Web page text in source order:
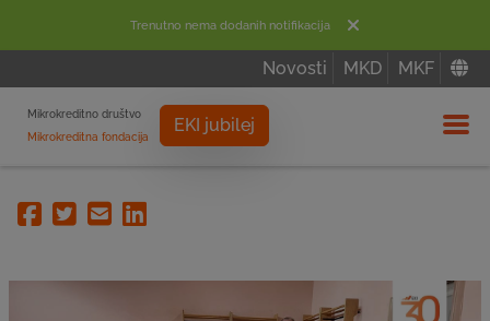
Trenutno nema dodanih notifikacija
Novosti MKD MKF
Mikrokreditno društvo
Mikrokreditna fondacija
EKI jubilej
Facebook
TwitterEmailLinkedin